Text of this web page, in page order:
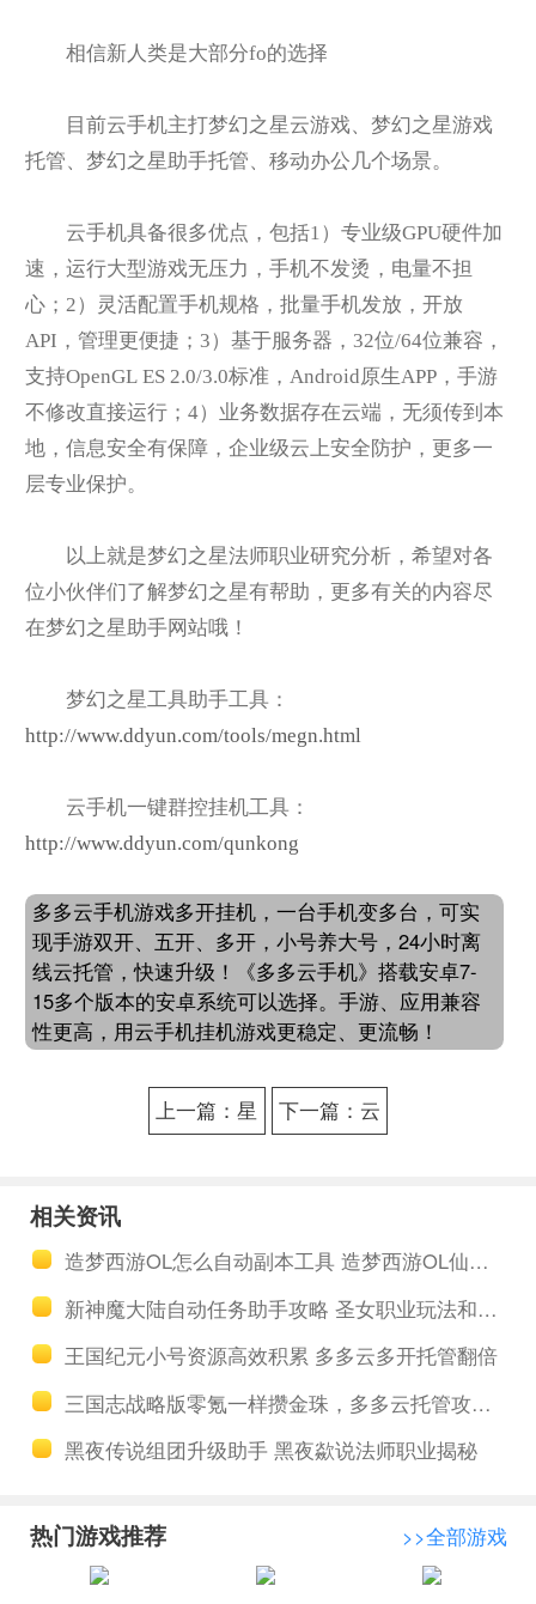
相信新人类是大部分fo的选择
目前云手机主打梦幻之星云游戏、梦幻之星游戏
托管、梦幻之星助手托管、移动办公几个场景。
云手机具备很多优点，包括1）专业级GPU硬件加
速，运行大型游戏无压力，手机不发烫，电量不担
心；2）灵活配置手机规格，批量手机发放，开放
API，管理更便捷；3）基于服务器，32位/64位兼容，
支持OpenGL ES 2.0/3.0标准，Android原生APP，手游
不修改直接运行；4）业务数据存在云端，无须传到本
地，信息安全有保障，企业级云上安全防护，更多一
层专业保护。
以上就是梦幻之星法师职业研究分析，希望对各
位小伙伴们了解梦幻之星有帮助，更多有关的内容尽
在梦幻之星助手网站哦！
梦幻之星工具助手工具：
http://www.ddyun.com/tools/megn.html
云手机一键群控挂机工具：
http://www.ddyun.com/qunkong
多多云手机游戏多开挂机，一台手机变多台，可实
现手游双开、五开、多开，小号养大号，24小时离
线云托管，快速升级！《多多云手机》搭载安卓7-
15多个版本的安卓系统可以选择。手游、应用兼容
性更高，用云手机挂机游戏更稳定、更流畅！
上一篇：星
下一篇：云
业大全
相关资讯
造梦西游OL怎么自动副本工具 造梦西游OL仙气打开使用的正确姿势
新神魔大陆自动任务助手攻略 圣女职业玩法和技能分析
王国纪元小号资源高效积累 多多云多开托管翻倍
三国志战略版零氪一样攒金珠，多多云托管攻略带你反内卷
黑夜传说组团升级助手 黑夜歘说法师职业揭秘
热门游戏推荐 >>全部游戏